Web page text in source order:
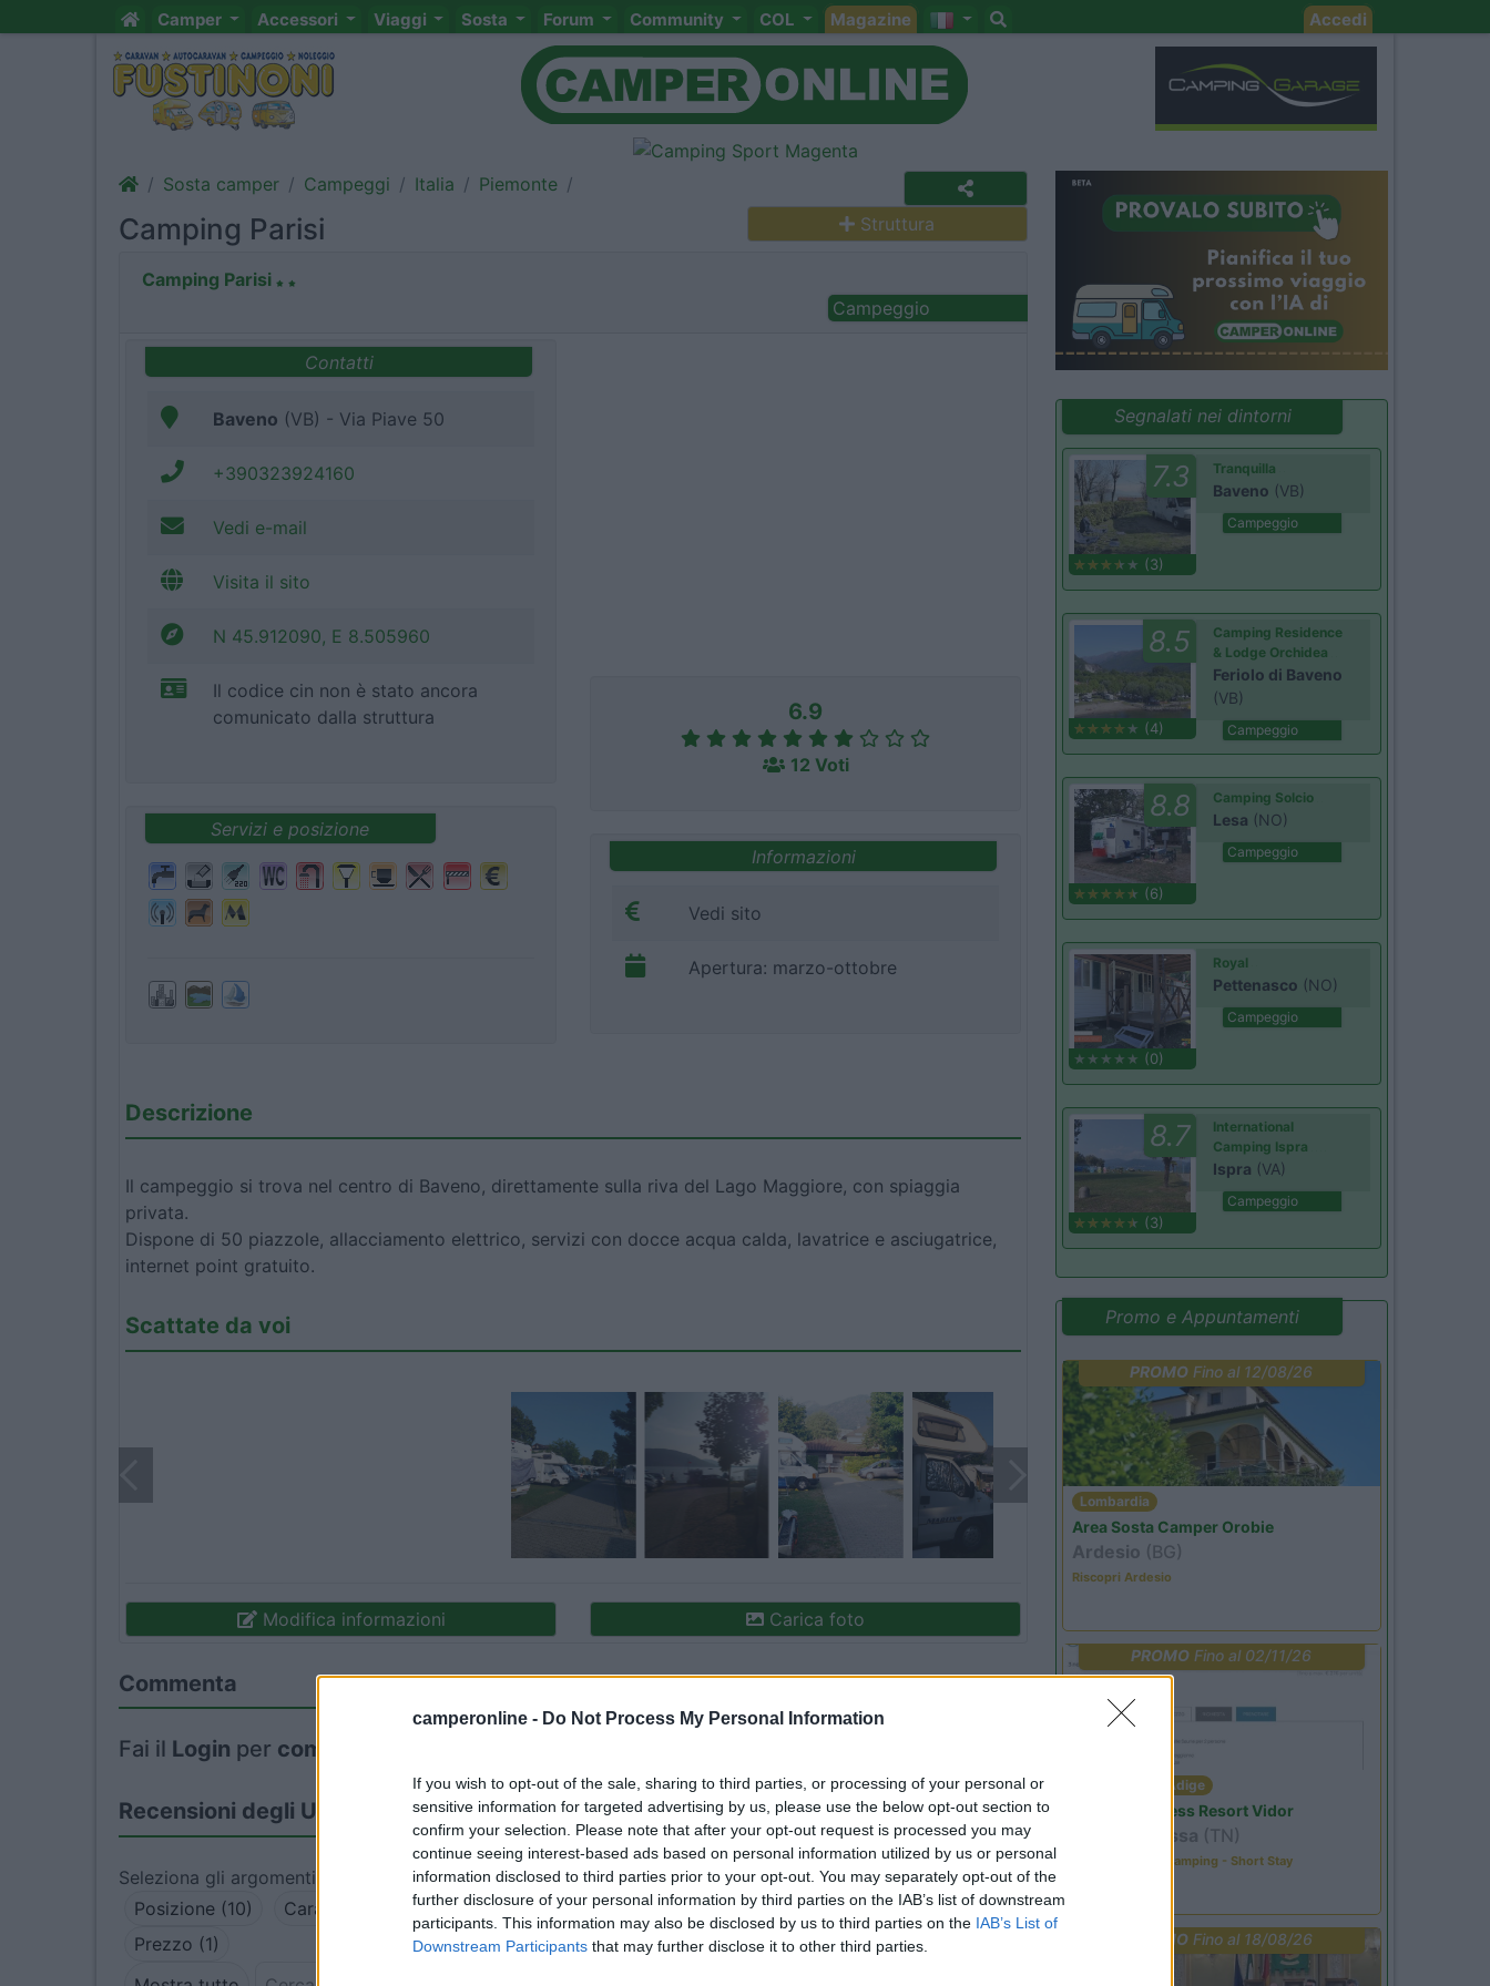
camperonline - Do Not Process My Personal Information
If you wish to opt-out of the sale, sharing to third parties, or processing of your personal or
sensitive information for targeted advertising by us, please use the below opt-out section to
confirm your selection. Please note that after your opt-out request is processed you may
continue seeing interest-based ads based on personal information utilized by us or personal
information disclosed to third parties prior to your opt-out. You may separately opt-out of the
further disclosure of your personal information by third parties on the IAB’s list of downstream
participants. This information may also be disclosed by us to third parties on the IAB’s List of
Downstream Participants that may further disclose it to other third parties.
Camper Accessori Viaggi Sosta Forum Community COL Magazine Accedi
Sosta camper Campeggi Italia Piemonte
Camping Parisi Struttura
Camping Parisi
Campeggio
Contatti
Baveno (VB) - Via Piave 50
+390323924160
Vedi e-mail
Visita il sito
N 45.912090, E 8.505960
Il codice cin non è stato ancora
comunicato dalla struttura
Servizi e posizione
6.9
12 Voti
Informazioni
Vedi sito
Apertura: marzo-ottobre
Descrizione
Il campeggio si trova nel centro di Baveno, direttamente sulla riva del Lago Maggiore, con spiaggia
privata.
Dispone di 50 piazzole, allacciamento elettrico, servizi con docce acqua calda, lavatrice e asciugatrice,
internet point gratuito.
Scattate da voi
Modifica informazioni Carica foto
Commenta
Fai il Login per commentare
Recensioni degli Utenti
Seleziona gli argomenti per leggere le recensioni:
Posizione (10)
Caratteristiche (9) Pulizia (7) Servizi (6) Accoglienza (5)
Accessibilità (3)
Prezzo (1)
Segnalati nei dintorni
7.3
(3)
Tranquilla
Baveno (VB)
Campeggio
8.5
(4)
Camping Residence
& Lodge Orchidea
Feriolo di Baveno
(VB)
Campeggio
8.8
(6)
Camping Solcio
Lesa (NO)
Campeggio
(0)
Royal
Pettenasco (NO)
Campeggio
8.7
(3)
International
Camping Ispra
Ispra (VA)
Campeggio
Promo e Appuntamenti
PROMO Fino al 12/08/26
Lombardia
Area Sosta Camper Orobie
Ardesio (BG)
Riscopri Ardesio
PROMO Fino al 02/11/26
Trentino Alto Adige
Family Wellness Resort Vidor
Pozza di Fassa (TN)
Happy & Active Camping - Short Stay
PROMO Fino al 18/08/26